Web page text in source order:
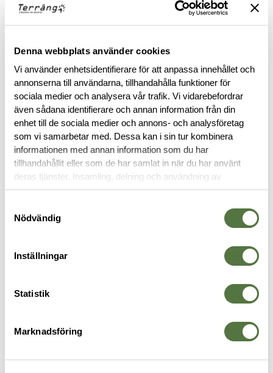
Denna webbplats använder cookies
Vi använder enhetsidentifierare för att anpassa innehållet och
annonserna till användarna, tillhandahålla funktioner för
sociala medier och analysera vår trafik. Vi vidarebefordrar
även sådana identifierare och annan information från din
enhet till de sociala medier och annons- och analysföretag
som vi samarbetar med. Dessa kan i sin tur kombinera
informationen med annan information som du har
tillhandahållit eller som de har samlat in när du har använt
deras tjänster. Insamling, delning och användning av
personuppgifter kan användas för personalisering av
Nödvändig
Inställningar
Statistik
Marknadsföring
Läs mer
BESKRIVNING
RECENSIONER
OM VARUMÄRKET
FICKOR & HÅLLARE
Helium Whisper Admin Pouch -
Helium Whisper® LFT Mesh